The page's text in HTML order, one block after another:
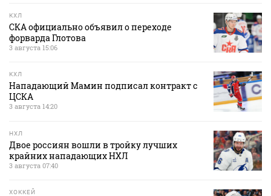
КХЛ
СКА официально объявил о переходе
форварда Глотова
3 августа 15:06
КХЛ
Нападающий Мамин подписал контракт с
ЦСКА
3 августа 14:20
НХЛ
Двое россиян вошли в тройку лучших
крайних нападающих НХЛ
3 августа 07:40
ХОККЕЙ